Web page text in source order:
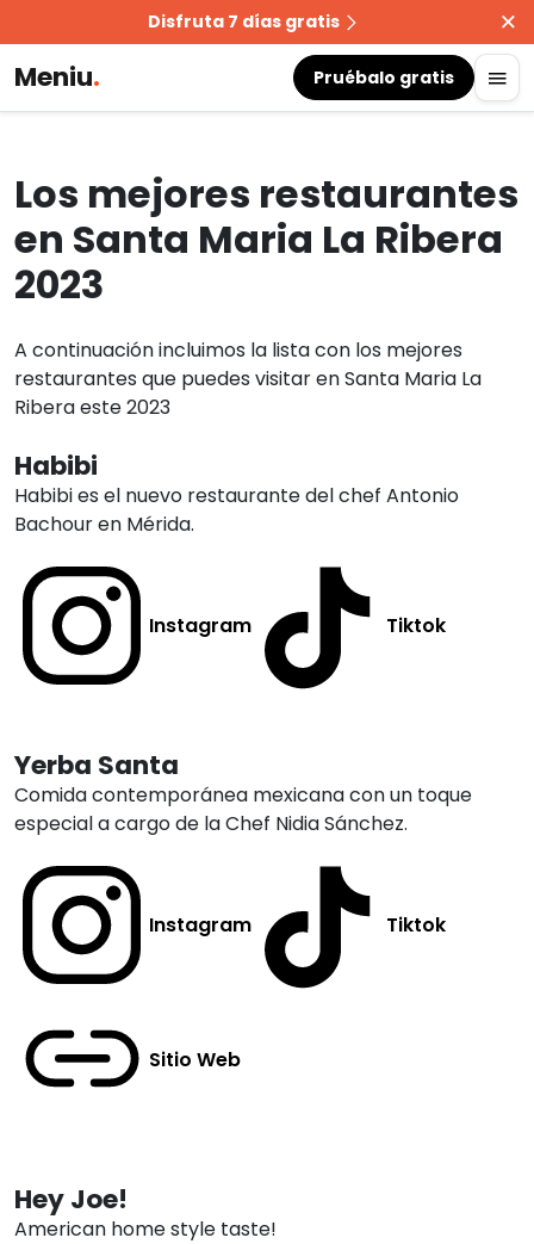
Disfruta 7 días gratis
Meniu. Pruébalo gratis
Los mejores restaurantes
en Santa Maria La Ribera
2023
A continuación incluimos la lista con los mejores
restaurantes que puedes visitar en Santa Maria La
Ribera este 2023
Habibi
Habibi es el nuevo restaurante del chef Antonio
Bachour en Mérida.
Instagram Tiktok
Yerba Santa
Comida contemporánea mexicana con un toque
especial a cargo de la Chef Nidia Sánchez.
Instagram Tiktok
Sitio Web
Hey Joe!
American home style taste!